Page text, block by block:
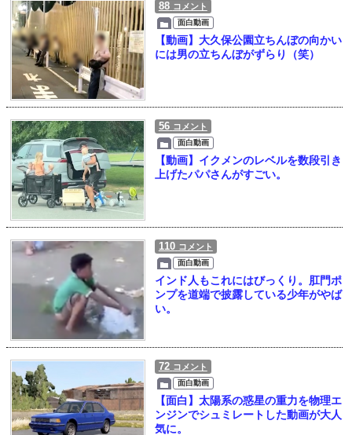
88 コメント
面白動画
【動画】大久保公園立ちんぼの向かい
には男の立ちんぼがずらり（笑）
56 コメント
面白動画
【動画】イクメンのレベルを数段引き
上げたパパさんがすごい。
110 コメント
面白動画
インド人もこれにはびっくり。肛門ポ
ンプを道端で披露している少年がやば
い。
72 コメント
面白動画
【面白】太陽系の惑星の重力を物理エ
ンジンでシュミレートした動画が大人
気に。